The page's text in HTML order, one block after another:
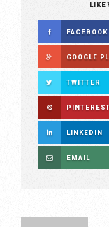
FACEBOOK
GOOGLE
TWITTER
PINTEREST
LINKEDIN
EMAIL